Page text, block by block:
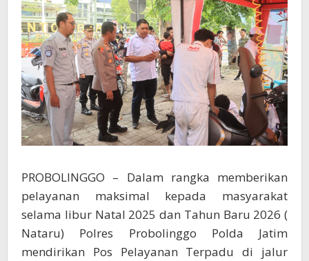
PROBOLINGGO – Dalam rangka memberikan
pelayanan maksimal kepada masyarakat
selama libur Natal 2025 dan Tahun Baru 2026 (
Nataru) Polres Probolinggo Polda Jatim
mendirikan Pos Pelayanan Terpadu di jalur